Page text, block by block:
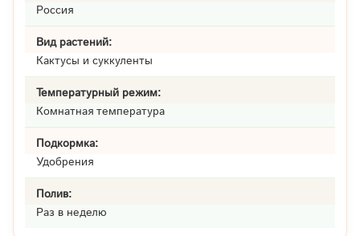
Россия
Вид растений:
Кактусы и суккуленты
Температурный режим:
Комнатная температура
Подкормка:
Удобрения
Полив:
Раз в неделю